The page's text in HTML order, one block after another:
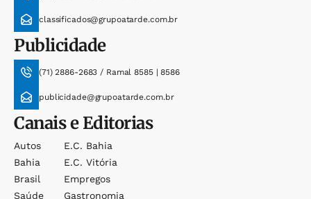
classificados@grupoatarde.com.br
Publicidade
(71) 2886-2683 / Ramal 8585 | 8586
publicidade@grupoatarde.com.br
Canais e Editorias
Autos
Bahia
Brasil
Saúde
E.c. Bahia
E.c. Vitória
Empregos
Gastronomia